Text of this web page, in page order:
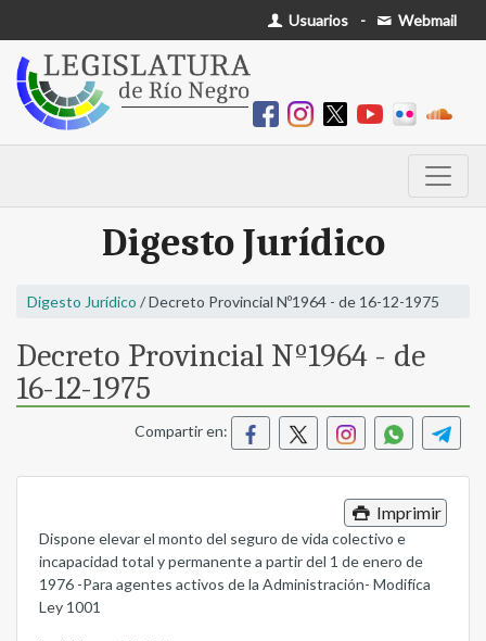
Usuarios - Webmail
Digesto Jurídico
Digesto Jurídico / Decreto Provincial Nº1964 - de 16-12-1975
Decreto Provincial Nº1964 - de
16-12-1975
Compartir en:
Imprimir
Dispone elevar el monto del seguro de vida colectivo e
incapacidad total y permanente a partir del 1 de enero de
1976 -Para agentes activos de la Administración- Modifíca
Ley 1001